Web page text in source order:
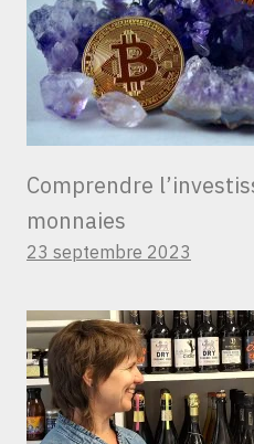
Comprendre
monnaies
23 septembre 2023